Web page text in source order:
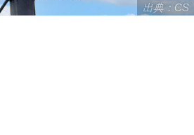
出典：CS